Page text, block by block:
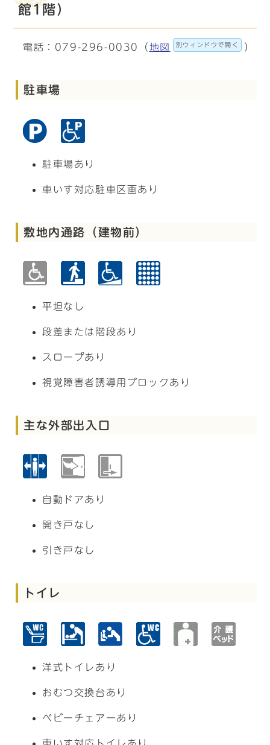
館1階）
電話：079-296-0030（ 地図 別ウィンドウで開く ）
駐車場
駐車場あり
車いす対応駐車区画あり
敷地内通路（建物前）
平坦なし
段差または階段あり
スロープあり
視覚障害者誘導用ブロックあり
主な外部出入口
自動ドアあり
開き戸なし
引き戸なし
トイレ
洋式トイレあり
おむつ交換台あり
ベビーチェアーあり